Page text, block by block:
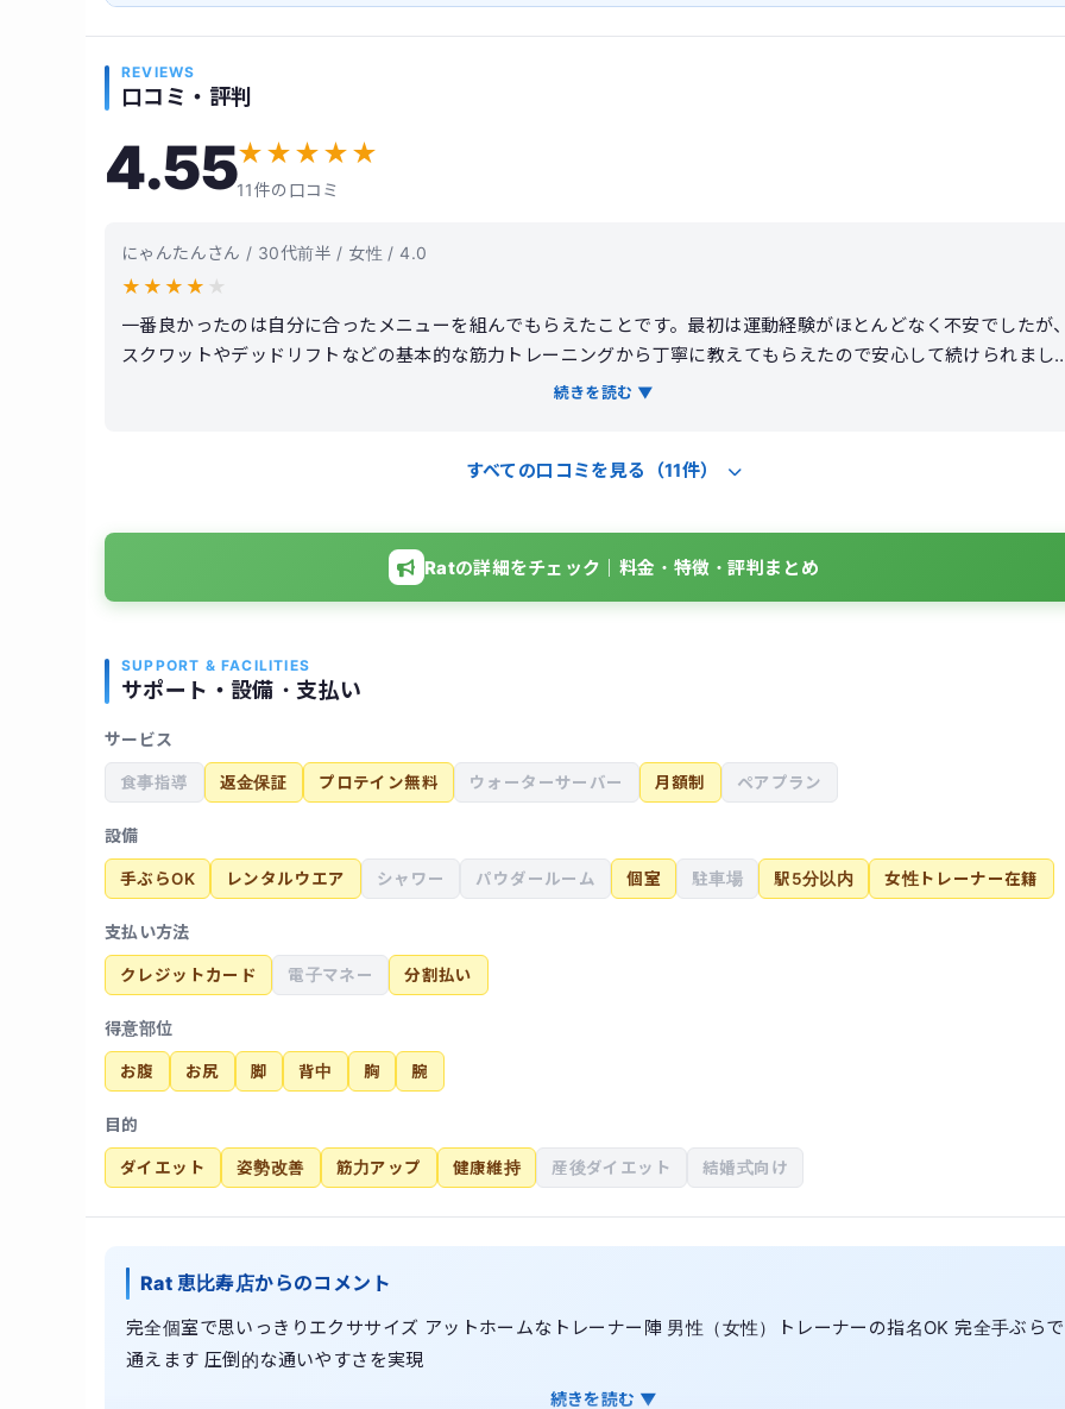
REVIEWS
口コミ・評判
4.55★★★★★
11件の口コミ
にゃんたんさん / 30代前半 / 女性 / 4.0
★ ★ ★ ★ ★
一番良かったのは自分に合ったメニューを組んでもらえたことです。最初は運動経験がほとんどなく不安でしたが
スクワットやデッドリフトなどの基本的な筋力トレーニングから丁寧に教えてもらえたので安心して続けられまし
た。フォームの細かい部分まで見てもらえたため、自己流でやるより効率よく鍛えられたと感じています。 トレー
しながら指導してくれるため、きついメニューでも最後まで頑張れました。通い始める前より体力がつき、見た目
続きを読む ▼
すべての口コミを見る（11件）
Ratの詳細をチェック｜料金・特徴・評判まとめ
SUPPORT & FACILITIES
サポート・設備・支払い
サービス
食事指導 返金保証 プロテイン無料 ウォーターサーバー 月額制 ペアプラン
設備
手ぶらOK レンタルウエア シャワー パウダールーム 個室 駐車場 駅5分以内 女性トレーナー在籍
支払い方法
クレジットカード 電子マネー 分割払い
得意部位
お腹 お尻 脚 背中 胸 腕
目的
ダイエット 姿勢改善 筋力アップ 健康維持 産後ダイエット 結婚式向け
Rat 恵比寿店からのコメント
完全個室で思いっきりエクササイズ アットホームなトレーナー陣 男性（女性）トレーナーの指名OK 完全手ぶらで
通えます 圧倒的な通いやすさを実現
続きを読む ▼